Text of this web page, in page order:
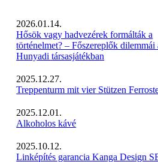
2026.01.14.
Hősök vagy hadvezérek formálták a
történelmet? – Főszereplők dilemmái
Hunyadi társasjátékban
2025.12.27.
Treppenturm mit vier Stützen
2025.12.01.
Alkoholos kávé
2025.10.12.
Linképítés garancia Kanga Design